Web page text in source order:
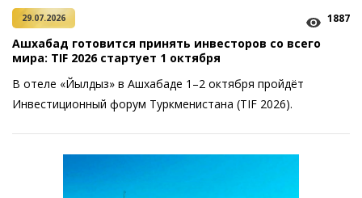
29.07.2026 1887
Ашхабад готовится принять инвесторов со всего
мира: TIF 2026 стартует 1 октября
В отеле «Йылдыз» в Ашхабаде 1–2 октября пройдёт
Инвестиционный форум Туркменистана (TIF 2026).